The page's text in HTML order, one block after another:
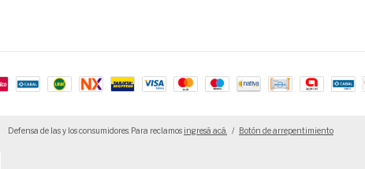
Defensa de las y los consumidores. Para reclamos ingresá acá. / Botón de arrepentimiento